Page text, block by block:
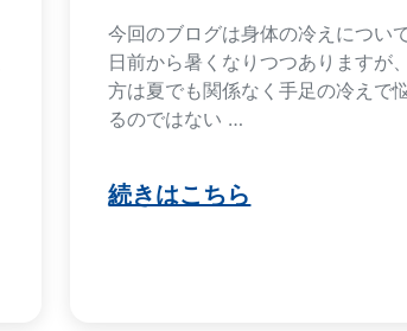
今回のブログは身体の冷えについ
日前から暑くなりつつありますが
方は夏でも関係なく手足の冷えで
るのではない …
続きはこちら